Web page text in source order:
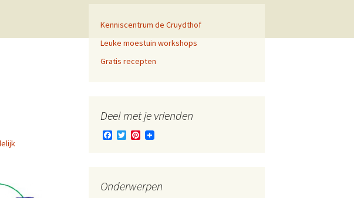
Kenniscentrum de Cruydthof
Leuke moestuin workshops
Gratis recepten
Deel met je vrienden
o
o
T
e
r
P
r
e
Onderwerpen